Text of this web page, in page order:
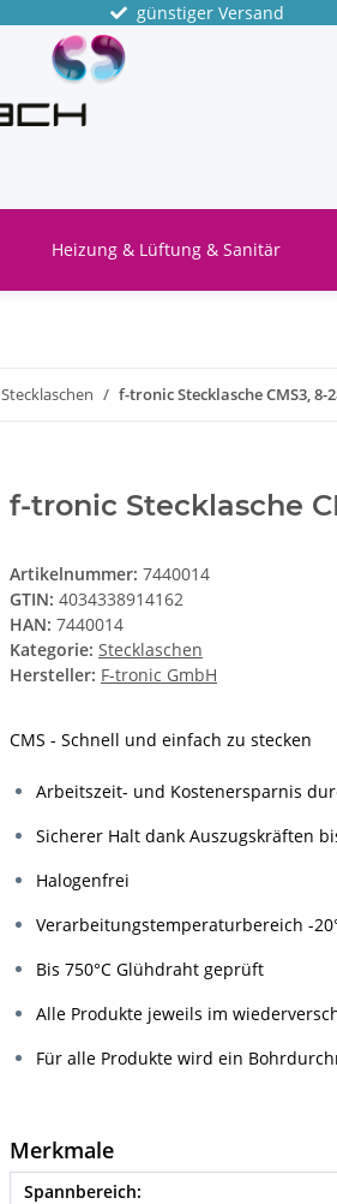
günstiger Versand
Heizung & Lüftung & Sanitär
Stecklaschen f-tronic Stecklasche CMS3, 8-
f-tronic Stecklasche
Artikelnummer: 7440014
GTIN: 4034338914162
HAN: 7440014
Kategorie: Stecklaschen
Hersteller: F-tronic GmbH
CMS - Schnell und einfach zu stecken
Arbeitszeit- und Kostenersparnis
Sicherer Halt dank Auszugskräften
Halogenfrei
Verarbeitungstemperaturbereich -
Bis 750°C Glühdraht geprüft
Alle Produkte jeweils im
Für alle Produkte wird ein
Merkmale
Spannbereich: